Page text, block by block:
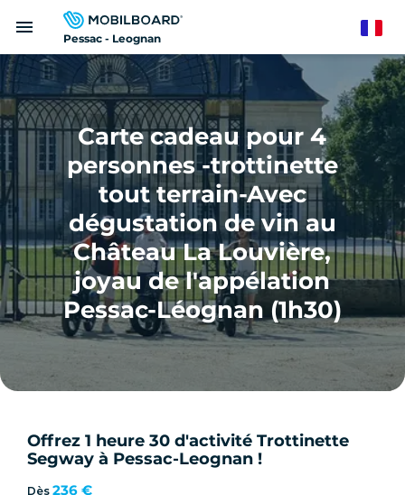
principal
Pessac - Leognan
menu
Carte cadeau pour 4
personnes -trottinette
tout terrain-Avec
dégustation de vin au
Château La Louvière,
joyau de l'appélation
Pessac-Léognan (1h30)
Offrez 1 heure 30 d'activité Trottinette
Segway à Pessac-Leognan !
Dès 236 €